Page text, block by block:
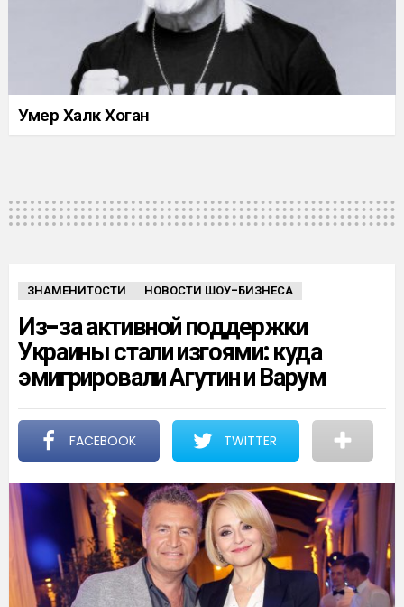
Умер Халк Хоган
ЗНАМЕНИТОСТИ НОВОСТИ ШОУ-БИЗНЕСА
Из-за активной поддержки
Украины стали изгоями: куда
эмигрировали Агутин и Варум
FACEBOOK TWITTER